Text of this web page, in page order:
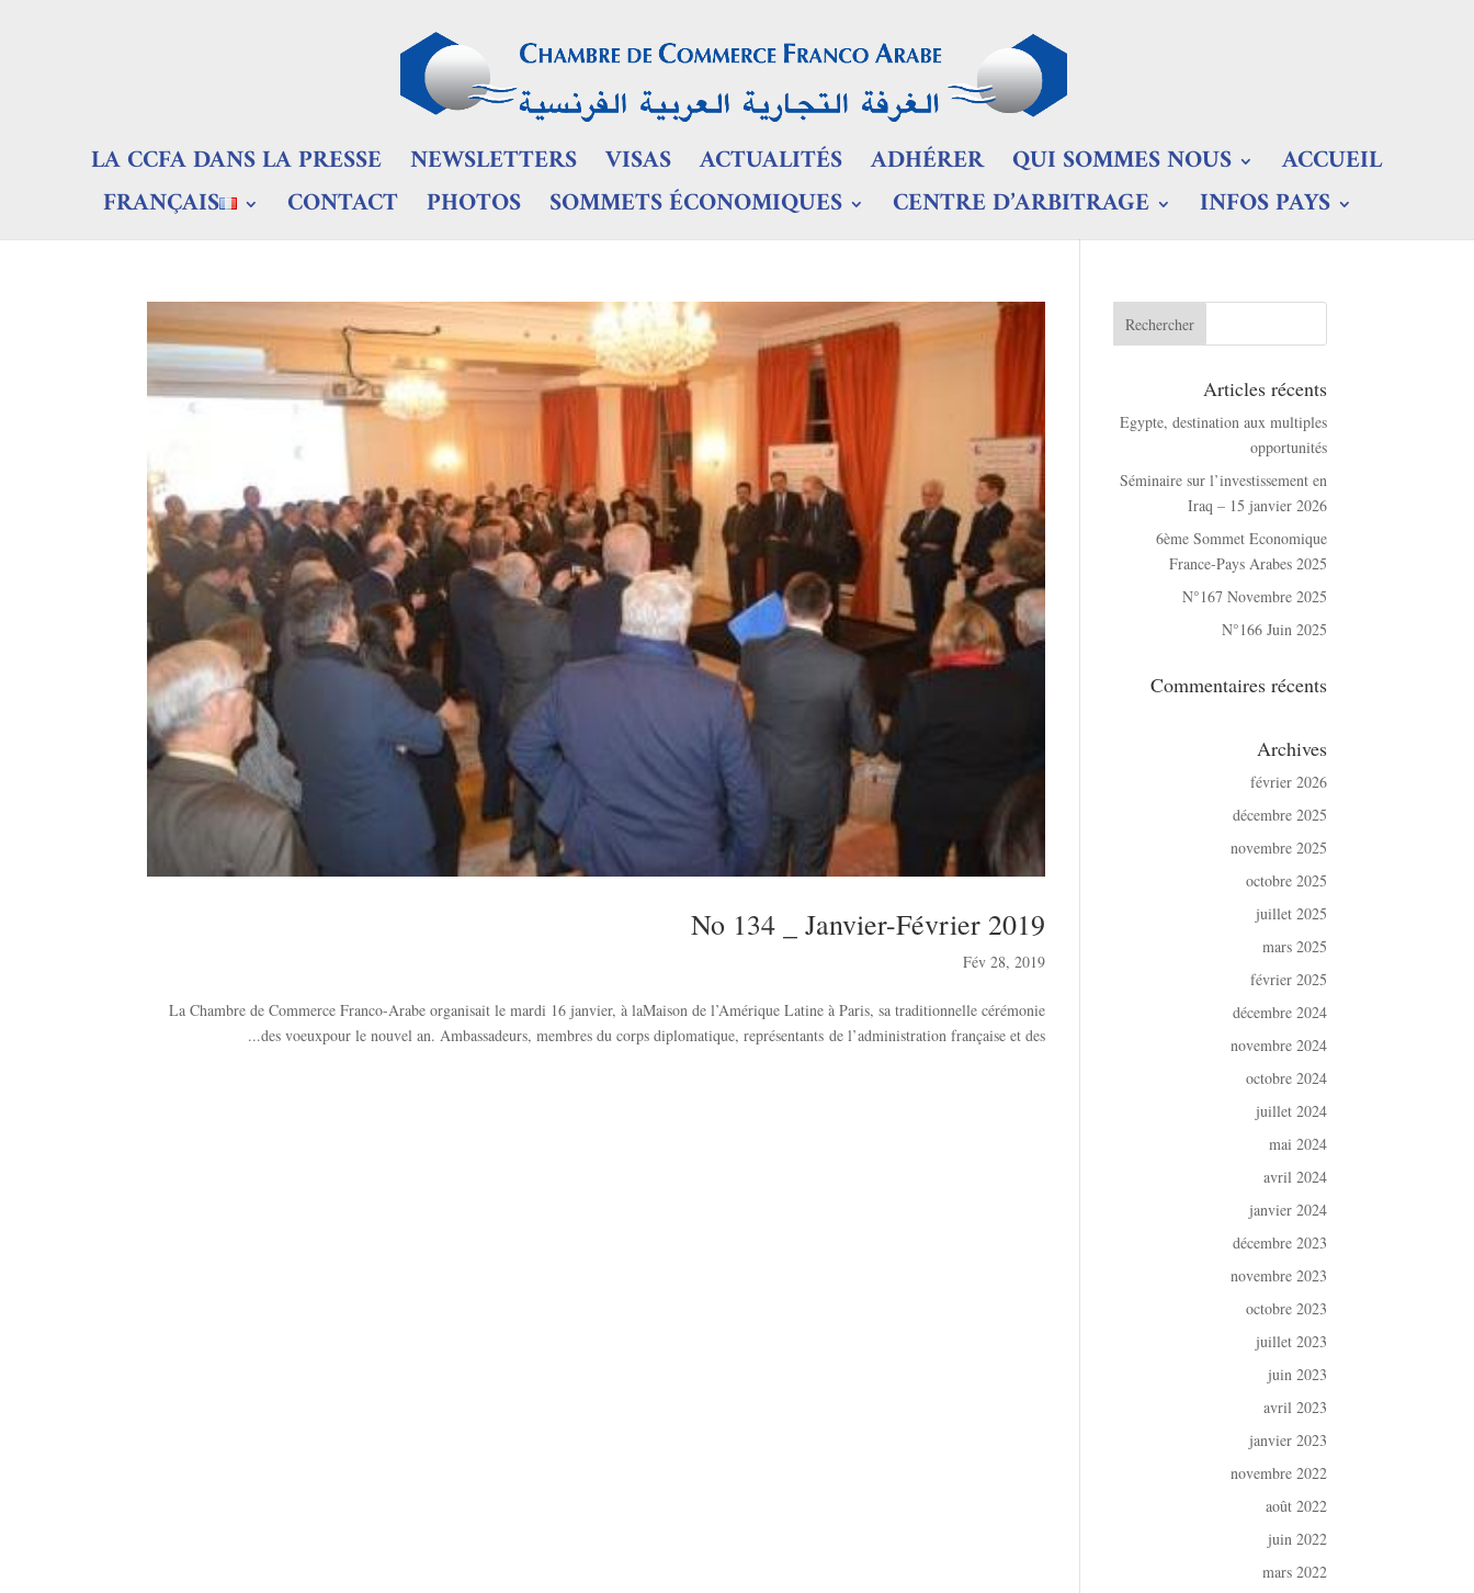
ACCUEIL
QUI SOMMES NOUS
ADHÉRER
ACTUALITÉS
VISAS
NEWSLETTERS
LA CCFA DANS LA PRESSE
INFOS PAYS
CENTRE D’ARBITRAGE
SOMMETS ÉCONOMIQUES
PHOTOS
CONTACT
FRANÇAIS
No 134 _ Janvier-Février 2019
Fév 28, 2019
La Chambre de Commerce Franco-Arabe organisait le mardi 16 janvier, à laMaison de l’Amérique Latine à Paris, sa traditionnelle cérémonie
des voeuxpour le nouvel an. Ambassadeurs, membres du corps diplomatique, représentants de l’administration française et des...
Articles récents
Egypte, destination aux multiples
opportunités
Séminaire sur l’investissement en
Iraq – 15 janvier 2026
6ème Sommet Economique
France-Pays Arabes 2025
N°167 Novembre 2025
N°166 Juin 2025
Commentaires récents
Archives
février 2026
décembre 2025
novembre 2025
octobre 2025
juillet 2025
mars 2025
février 2025
décembre 2024
novembre 2024
octobre 2024
juillet 2024
mai 2024
avril 2024
janvier 2024
décembre 2023
novembre 2023
octobre 2023
juillet 2023
juin 2023
avril 2023
janvier 2023
novembre 2022
août 2022
juin 2022
mars 2022